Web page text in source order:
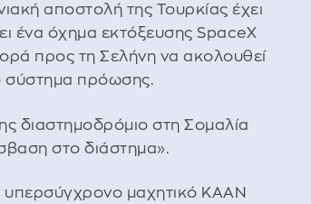
αποστολή της Τουρκίας έχει
ένα όχημα εκτόξευσης SpaceX
προς τη Σελήνη να ακολουθεί
σύστημα πρόωσης.
διαστημοδρόμιο στη Σομαλία
στο διάστημα».
μαχητικό KAAN